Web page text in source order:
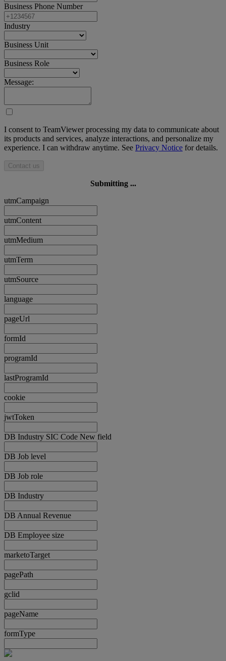
Business Phone Number
Industry
Business Unit
Business Role
Message:
I consent to TeamViewer processing my data to communicate about
its products and services, analyze interactions, and personalize my
experience. I can withdraw anytime. See Privacy Notice for details.
Contact us
Submitting ...
utmCampaign
utmContent
utmMedium
utmTerm
utmSource
language
pageUrl
formId
programId
lastProgramId
cookie
jwtToken
DB Industry SIC Code New field
DB Job level
DB Job role
DB Industry
DB Annual Revenue
DB Employee size
marketoTarget
pagePath
gclid
pageName
formType